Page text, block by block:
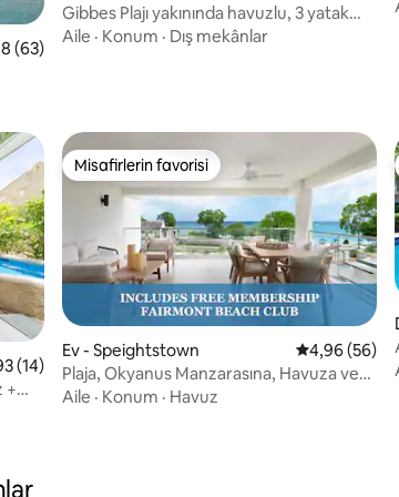
ortalama 4,98 puan, 63 değerlendirme
(63)
Gibbes Plajı yakınında havuzlu, 3 yatak
odalı lüks villa
Aile · Konum · Dış mekânlar
ortalama 4,93 puan, 14 değerlendirme
(14)
+
Misafirlerin favorisi
Misafirlerin favorisi
Ev - Speightstown 5 üzerinden
4,96 (56)
Plaja, Okyanus Manzarasına, Havuza ve
Tatile Köyüne Birkaç Adımda Erişim!
Aile · Konum · Havuz